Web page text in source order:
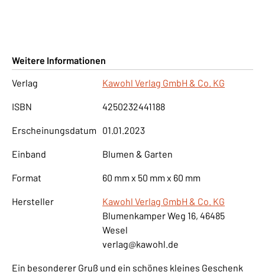
Weitere Informationen
Verlag
Kawohl Verlag GmbH & Co. KG
ISBN 4250232441188
Erscheinungsdatum 01.01.2023
Einband Blumen & Garten
Format 60 mm x 50 mm x 60 mm
Hersteller
Kawohl Verlag GmbH & Co. KG
Blumenkamper Weg 16, 46485
Wesel
verlag@kawohl.de
Ein besonderer Gruß und ein schönes kleines Geschenk